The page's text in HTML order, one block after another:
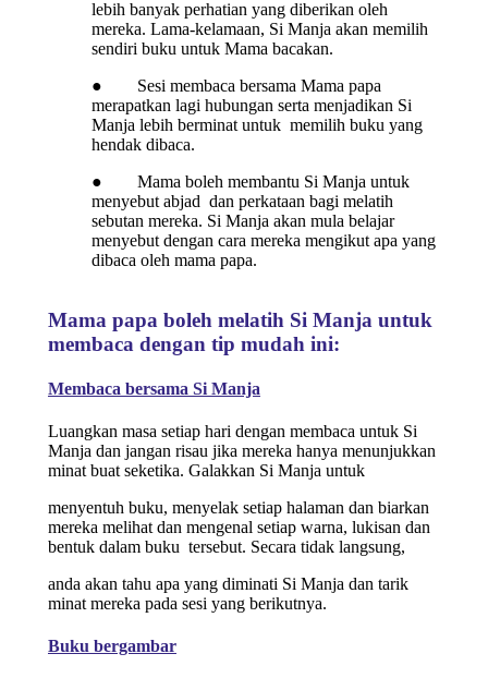
lebih banyak perhatian yang diberikan oleh
mereka. Lama-kelamaan, Si Manja akan memilih
sendiri buku untuk Mama bacakan.
● Sesi membaca bersama Mama papa
merapatkan lagi hubungan serta menjadikan Si
Manja lebih berminat untuk memilih buku yang
hendak dibaca.
● Mama boleh membantu Si Manja untuk
menyebut abjad dan perkataan bagi melatih
sebutan mereka. Si Manja akan mula belajar
menyebut dengan cara mereka mengikut apa yang
dibaca oleh mama papa.
Mama papa boleh melatih Si Manja untuk
membaca dengan tip mudah ini:
Membaca bersama Si Manja
Luangkan masa setiap hari dengan membaca untuk Si
Manja dan jangan risau jika mereka hanya menunjukkan
minat buat seketika. Galakkan Si Manja untuk
menyentuh buku, menyelak setiap halaman dan biarkan
mereka melihat dan mengenal setiap warna, lukisan dan
bentuk dalam buku tersebut. Secara tidak langsung,
anda akan tahu apa yang diminati Si Manja dan tarik
minat mereka pada sesi yang berikutnya.
Buku bergambar